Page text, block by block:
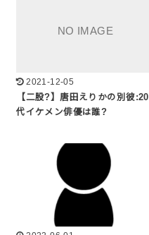
2021-12-05
【二股?】唐田えりかの別彼:20
代イケメン俳優は誰?